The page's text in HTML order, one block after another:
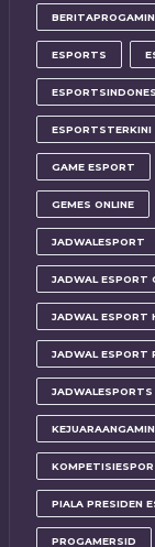
ESPORTS
ESPORTSTERKINI
GAME ESPORT
GEMES ONLINE
JADWALESPORT
JADWAL ESPORT
JADWAL ESPORT
JADWAL ESPORT
JADWALESPORTS
PIALA PRESIDEN
PROGAMERSID